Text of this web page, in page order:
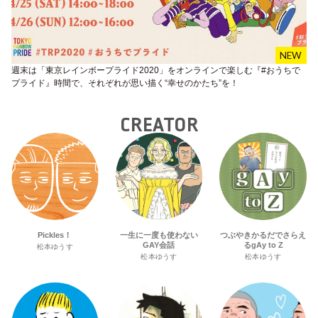
週末は「東京レインボープライド2020」をオンラインで楽しむ『#おうちで
プライド』時間で、それぞれが思い描く“幸せのかたち”を！
CREATOR
Pickles！
松本ゆうす
一生に一度も使わない
GAY会話
松本ゆうす
つぶやきかるだでさらえ
るgAy to Z
松本ゆうす